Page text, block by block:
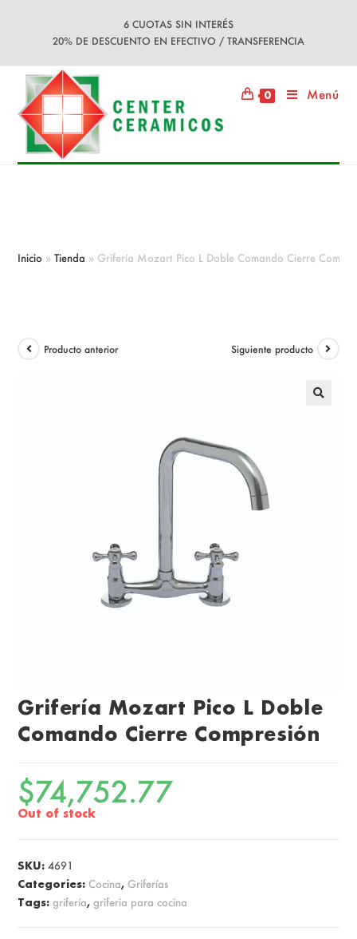
6 CUOTAS SIN INTERÉS
20% DE DESCUENTO EN EFECTIVO / TRANSFERENCIA
0 Menú
Inicio »Tienda » Grifería Mozart Pico L Doble Comando Cierre
Producto anterior Siguiente producto
Grifería Mozart Pico L Doble
Comando Cierre Compresión
$74,752.77
Out of stock
SKU:4691
Categories: Cocina, Griferías
Tags:grifería,griferia para cocina